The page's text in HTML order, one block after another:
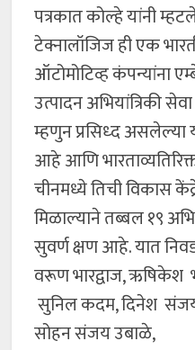
पत्रकात कोल्हे यांनी
टेक्नालॉजिज ही एक
ऑटोमोटिव्ह कंपन्यांना
उत्पादन अभियांत्रिकी
म्हणुन प्रसिध्द
आहे आणि
चीनमध्ये तिची विकास
मिळाल्याने तब्बल १९
सुवर्ण क्षण आहे. यात
वरूण भारद्वाज, ऋषिकेश
सुनिल कदम, दिनेश
सोहन संजय उबाळे,